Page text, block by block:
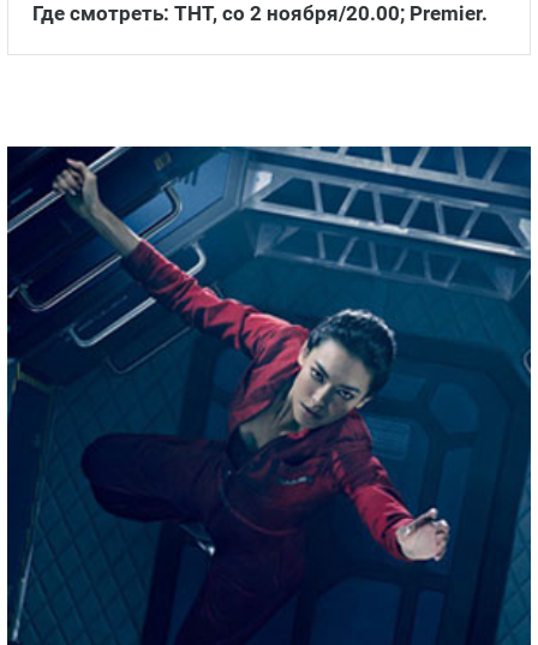
Где смотреть: ТНТ, со 2 ноября/20.00; Premier.